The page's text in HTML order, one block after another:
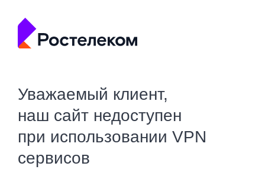
Уважаемый клиент,
наш сайт недоступен
при использовании VPN
сервисов